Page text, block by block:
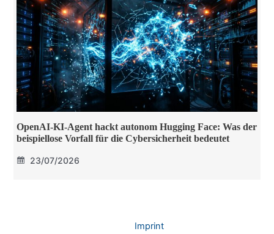
OpenAI-KI-Agent hackt autonom Hugging Face: Was der
beispiellose Vorfall für die Cybersicherheit bedeutet
23/07/2026
Imprint